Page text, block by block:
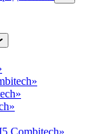
Combitech»